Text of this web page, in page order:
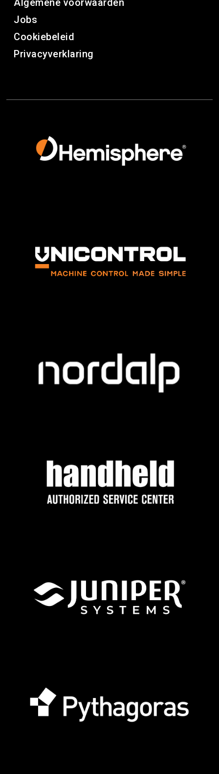
Algemene voorwaarden
Jobs
Cookiebeleid
Privacyverklaring